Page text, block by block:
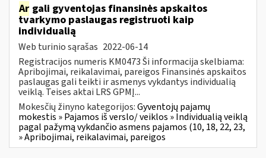
Ar gali gyventojas finansinės apskaitos
tvarkymo paslaugas registruoti kaip
individualią
Web turinio sąrašas 2022-06-14
Registracijos numeris KM0473 Ši informacija skelbiama:
Apribojimai, reikalavimai, pareigos Finansinės apskaitos
paslaugas gali teikti ir asmenys vykdantys individualią
veiklą. Teises aktai LRS GPMĮ...
Mokesčių žinyno kategorijos:Gyventojų pajamų
mokestis » Pajamos iš verslo/ veiklos » Individualią veiklą
pagal pažymą vykdančio asmens pajamos (10, 18, 22, 23,
» Apribojimai, reikalavimai, pareigos